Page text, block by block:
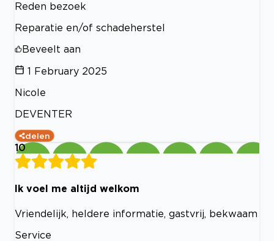
Reden bezoek
Reparatie en/of schadeherstel
Beveelt aan
1 February 2025
Nicole
DEVENTER
delen
10
Ik voel me altijd welkom
Vriendelijk, heldere informatie, gastvrij, bekwaam
Service